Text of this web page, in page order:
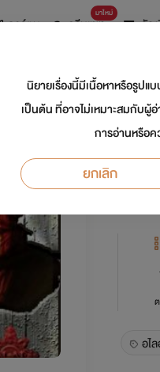
การ์ตูน
มาใหม่
ดรีมแชท ธัญ
นักเขีย
Y
อไ
นิยายเรื่องนี้มีเนื้อหาหรือรูปแ
เป็นต้น ที่อาจไม่เหมาะสมกับ
การอ่านหรือ
ยกเลิก